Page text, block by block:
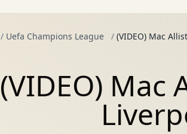
/ Uefa Champions League / (VIDEO) Mac
(VIDEO) Mac